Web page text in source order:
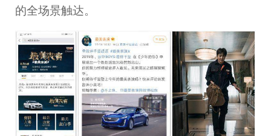
的全场景触达。